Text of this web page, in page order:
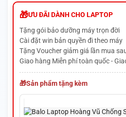
ƯU ĐÃI DÀNH CHO LAPTOP
Tặng gói bảo dưỡng máy trọn đời
Cài đặt win bản quyền đi theo máy
Tặng Voucher giảm giá lần mua
Giao hàng Miễn phí toàn quốc -
Sản phẩm tặng kèm